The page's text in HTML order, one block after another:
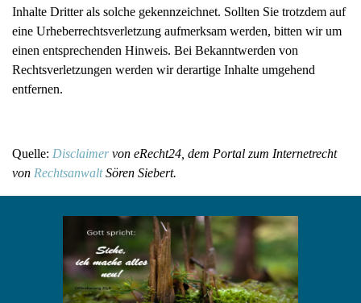
Inhalte Dritter als solche gekennzeichnet. Sollten Sie trotzdem auf
eine Urheberrechtsverletzung aufmerksam werden, bitten wir um
einen entsprechenden Hinweis. Bei Bekanntwerden von
Rechtsverletzungen werden wir derartige Inhalte umgehend
entfernen.
Quelle: Disclaimervon eRecht24, dem Portal zum Internetrecht
von RechtsanwaltSören Siebert.